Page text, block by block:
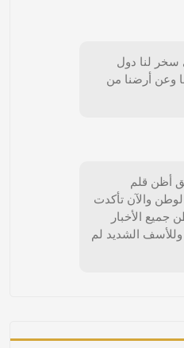
سخر لنا دول
وعن أرضنا من
أظن قلم
والآن تأكدت
جميع الأخبار
وللأسف الشديد لم